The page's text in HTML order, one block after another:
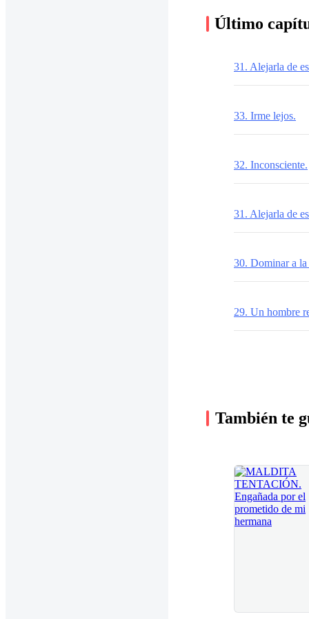
Último
31. Alejarla de
33. Irme lejos.
32. Inconsciente.
31. Alejarla de
30. Dominar a la
29. Un hombre
También te